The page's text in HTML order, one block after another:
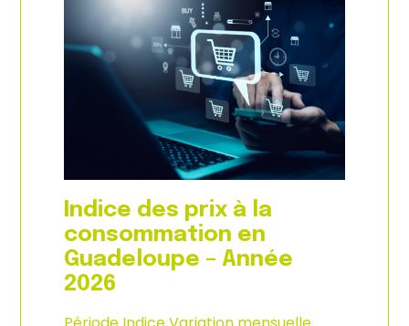
Indice des prix à la
consommation en
Guadeloupe – Année
2026